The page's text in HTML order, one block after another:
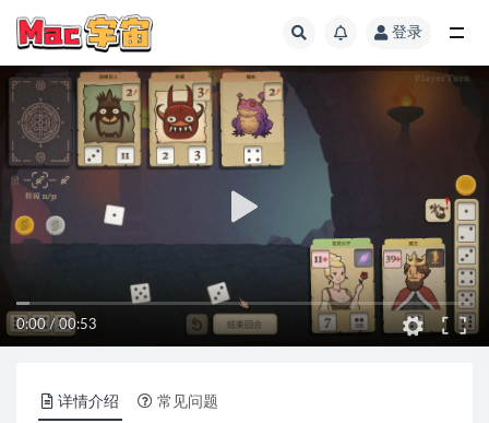
登录
0:00/00:53
详情介绍 常见问题